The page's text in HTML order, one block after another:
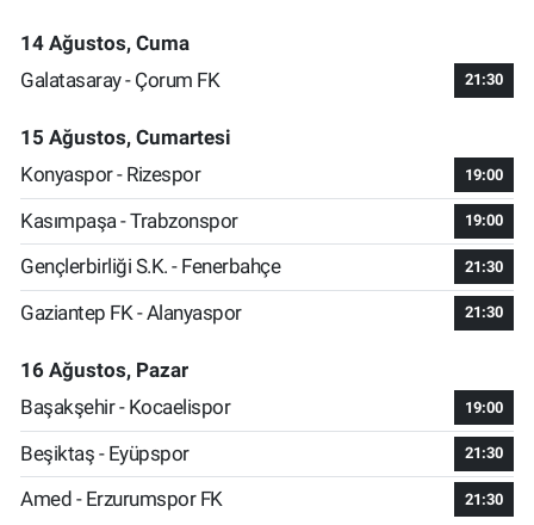
14 Ağustos, Cuma
Galatasaray - Çorum FK
21:30
15 Ağustos, Cumartesi
Konyaspor - Rizespor
19:00
Kasımpaşa - Trabzonspor 19:00
Gençlerbirliği S.K. - Fenerbahçe 21:30
Gaziantep FK - Alanyaspor 21:30
16 Ağustos, Pazar
Başakşehir - Kocaelispor
19:00
Beşiktaş - Eyüpspor 21:30
Amed - Erzurumspor FK 21:30